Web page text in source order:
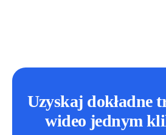
Uzyskaj dokładne
wideo jednym